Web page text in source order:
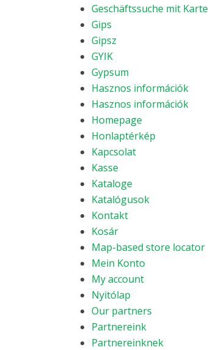
Geschäftssuche mit Karte
Gips
Gipsz
GYIK
Gypsum
Hasznos információk
Hasznos információk
Homepage
Honlaptérkép
Kapcsolat
Kasse
Kataloge
Katalógusok
Kontakt
Kosár
Map-based store locator
Mein Konto
My account
Nyitólap
Our partners
Partnereink
Partnereinknek